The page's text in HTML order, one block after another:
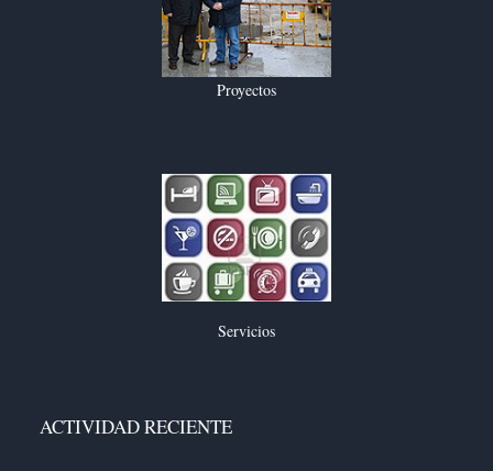
Proyectos
Servicios
ACTIVIDAD RECIENTE